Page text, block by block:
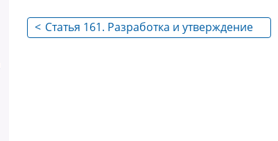
< Статья 161. Разработка и утверждение